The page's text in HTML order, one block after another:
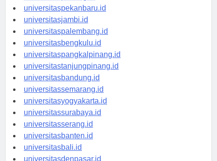
universitaspadang.id
universitaspekanbaru.id
universitasjambi.id
universitaspalembang.id
universitasbengkulu.id
universitaspangkalpinang.id
universitastanjungpinang.id
universitasbandung.id
universitassemarang.id
universitasyogyakarta.id
universitassurabaya.id
universitasserang.id
universitasbanten.id
universitasbali.id